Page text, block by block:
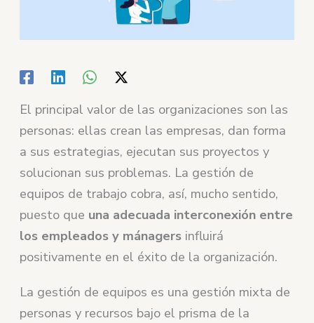
El principal valor de las organizaciones son las
personas: ellas crean las empresas, dan forma
a sus estrategias, ejecutan sus proyectos y
solucionan sus problemas. La gestión de
equipos de trabajo cobra, así, mucho sentido,
puesto que una adecuada interconexión entre
los empleados y mánagers influirá
positivamente en el éxito de la organización.
La gestión de equipos es una gestión mixta de
personas y recursos bajo el prisma de la